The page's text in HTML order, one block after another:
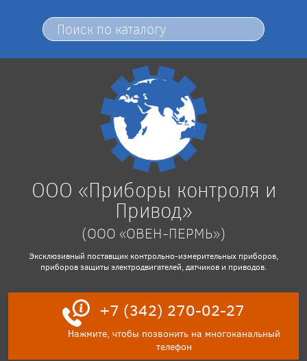
ООО «Приборы контроля и
Привод»
(ООО «ОВЕН-ПЕРМЬ»)
Эксклюзивный поставщик контрольно-измерительных приборов,
приборов защиты электродвигателей, датчиков и приводов.
+7 (342) 270-02-27
Нажмите, чтобы позвонить на многоканальный
телефон